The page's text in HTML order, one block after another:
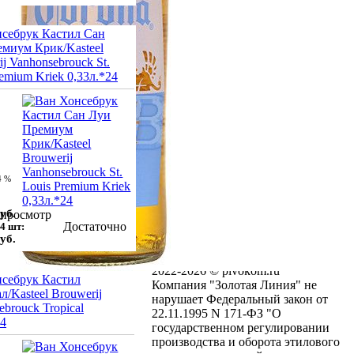
Кастил Сан
Крик/Kasteel
Vanhonsebrouck St.
Kriek 0,33л.*24
%
шт: Достаточно
Кастил
Kasteel Brouwerij
Tropical
Условия оплаты
Сотрудники
Вакансии
Информация
Акции
Новости
Статьи
Вопрос-ответ
Заключение договора на сайте
Франшиза
Пункт самовывоза:
Московская область,
г. Долгопрудный, мкр. Хлебниково,
график работы:
понедельник - пятница
с 13.00- до 16.00
2022-2026 © pivokom.ru
Компания "Золотая Линия" не
нарушает Федеральный закон от
22.11.1995 N 171-ФЗ "О
государственном регулировании
производства и оборота этилового